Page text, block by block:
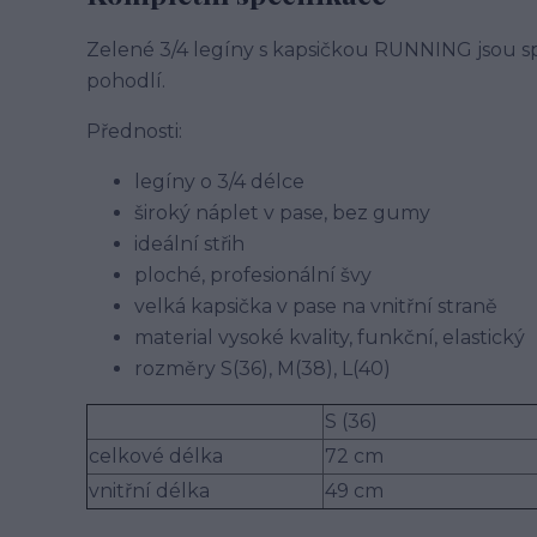
Zelené 3/4 legíny s kapsičkou RUNNING jsou
pohodlí.
Přednosti:
legíny o 3/4 délce
široký náplet v pase, bez gumy
ideální střih
ploché, profesionální švy
velká kapsička v pase na vnitřní straně
material vysoké kvality, funkční, elastický
rozměry S(36), M(38), L(40)
S (36)
celkové délka
72 cm
vnitřní délka
49 cm